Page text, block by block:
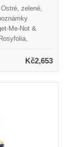
zelené,
Me-Not &
jarní nebo letní
Kč2,653